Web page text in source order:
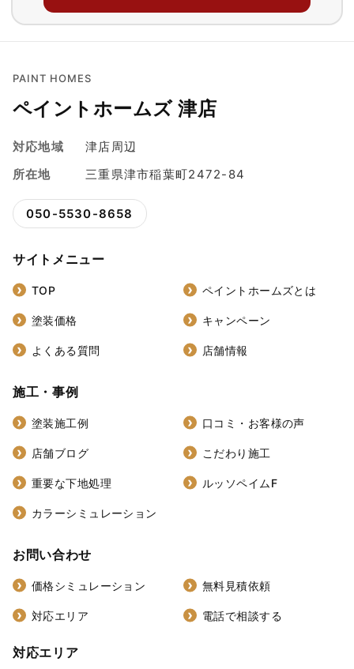
PAINT HOMES
ペイントホームズ 津店
対応地域
津店周辺
所在地
三重県津市稲葉町2472-84
050-5530-8658
サイトメニュー
TOP ペイントホームズとは
塗装価格 キャンペーン
よくある質問 店舗情報
施工・事例
塗装施工例 口コミ・お客様の声
店舗ブログ こだわり施工
重要な下地処理 ルッソペイムF
カラーシミュレーション
お問い合わせ
価格シミュレーション 無料見積依頼
対応エリア 電話で相談する
対応エリア